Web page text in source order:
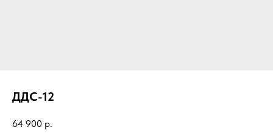
ДДС-12
64 900 р.